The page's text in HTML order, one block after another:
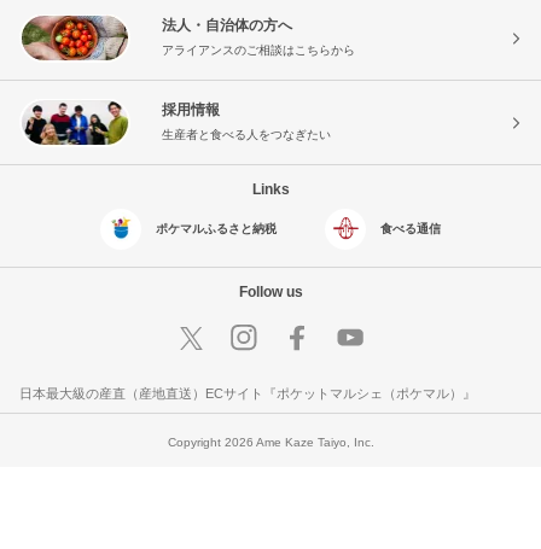
法人・自治体の方へ
アライアンスのご相談はこちらから
採用情報
生産者と食べる人をつなぎたい
Links
ポケマルふるさと納税 食べる通信
Follow us
日本最大級の産直（産地直送）ECサイト『ポケットマルシェ（ポケマル）』
Copyright 2026 Ame Kaze Taiyo, Inc.